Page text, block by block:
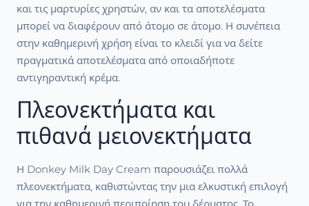
και τις μαρτυρίες χρηστών, αν και τα αποτελέσματα
μπορεί να διαφέρουν από άτομο σε άτομο. Η συνέπεια
στην καθημερινή χρήση είναι το κλειδί για να δείτε
πραγματικά αποτελέσματα από οποιαδήποτε
αντιγηραντική κρέμα.
Πλεονεκτήματα και
πιθανά μειονεκτήματα
Η Donkey Milk Day Cream παρουσιάζει πολλά
πλεονεκτήματα, καθιστώντας την μια ελκυστική επιλογή